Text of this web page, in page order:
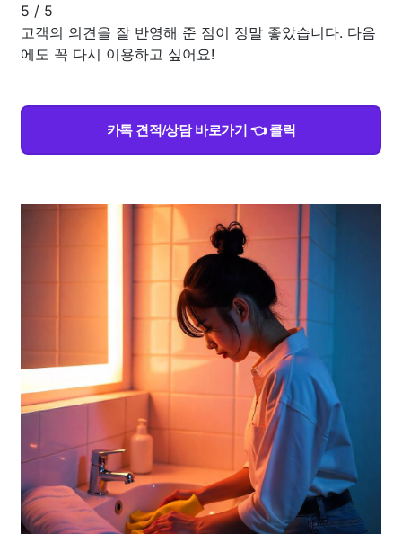
5 / 5
고객의 의견을 잘 반영해 준 점이 정말 좋았습니다. 다음
에도 꼭 다시 이용하고 싶어요!
카톡 견적/상담 바로가기 👈 클릭